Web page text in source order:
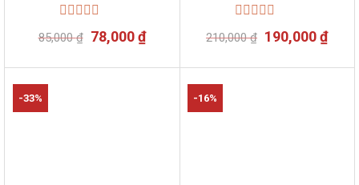
Được
xếp
0
85,000₫ Giá
gốc
là:
78,000₫Giá
hiện
tại
78,000 ₫.
Được
xếp
0
210,000₫ Giá
gốc
là:
190,000₫Giá
hiện
tại
-33% -16%